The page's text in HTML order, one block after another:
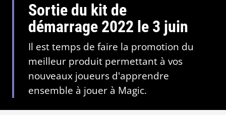
Sortie du kit de
démarrage 2022 le 3 juin
Il est temps de faire la promotion du
meilleur produit permettant à vos
nouveaux joueurs d'apprendre
ensemble à jouer à Magic.